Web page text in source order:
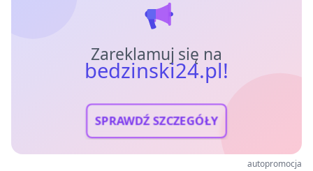
Zareklamuj się na
bedzinski24.pl!
SPRAWDŹ SZCZEGÓŁY
autopromocja